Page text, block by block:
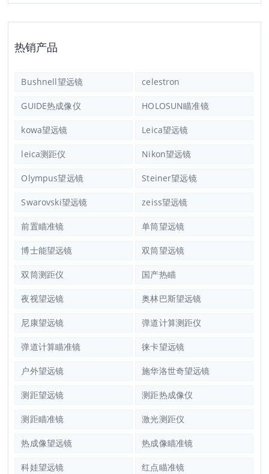
热销产品
Bushnell望远镜 celestron
GUIDE热成像仪 HOLOSUN瞄准镜
kowa望远镜 Leica望远镜
leica测距仪 Nikon望远镜
Olympus望远镜 Steiner望远镜
Swarovski望远镜 zeiss望远镜
前置瞄准镜 单筒望远镜
博士能望远镜 双筒望远镜
双筒测距仪 国产热瞄
夜视望远镜 奥林巴斯望远镜
尼康望远镜 弹道计算测距仪
弹道计算瞄准镜 徕卡望远镜
户外望远镜 施华洛世奇望远镜
测距望远镜 测距热成像仪
测距瞄准镜 激光测距仪
热成像望远镜 热成像瞄准镜
科娃望远镜 红点瞄准镜